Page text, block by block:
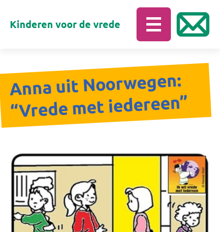
Kinderen voor de vrede
Anna uit Noorwegen:
“Vrede met iedereen”